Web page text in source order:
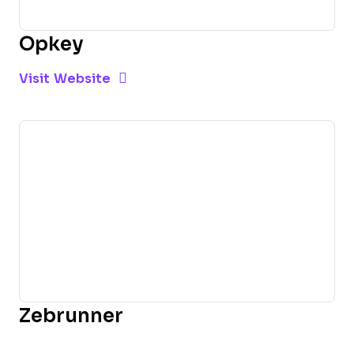
Opkey
Visit Website
Zebrunner